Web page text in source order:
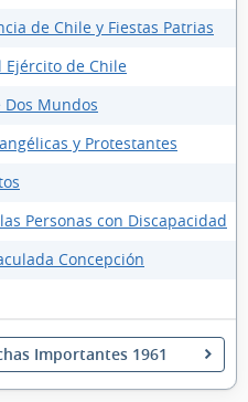
de Chile y Fiestas Patrias
Ejército de Chile
Mundos
y Protestantes
Personas con Discapacidad
Concepción
Importantes 1961